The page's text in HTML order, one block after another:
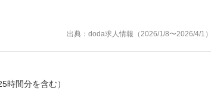
出典：doda求人情報（2026/1/8〜2026/4/1
時間分を含む）